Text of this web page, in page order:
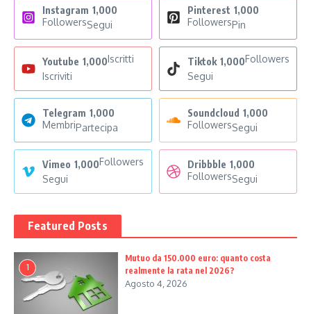
Instagram 1,000
FollowersSegui
Pinterest 1,000
FollowersPin
Youtube 1,000Iscritti
Iscriviti
Tiktok 1,000Followers
Segui
Telegram 1,000
MembriPartecipa
Soundcloud 1,000
FollowersSegui
Vimeo 1,000Followers
Segui
Dribbble 1,000
FollowersSegui
Featured Posts
1
Mutuo da 150.000 euro: quanto costa
realmente la rata nel 2026?
Agosto 4, 2026